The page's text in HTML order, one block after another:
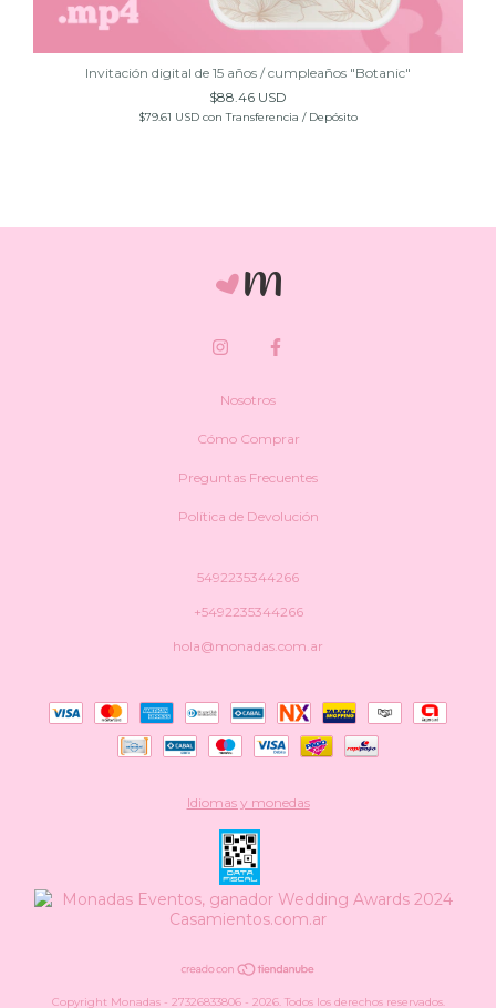
Invitación digital de 15 años / cumpleaños "Botanic"
$88.46 USD
$79.61 USD con Transferencia / Depósito
Nosotros
Cómo Comprar
Preguntas Frecuentes
Política de Devolución
5492235344266
+5492235344266
hola@monadas.com.ar
Idiomas y monedas
Copyright Monadas - 27326833806 - 2026. Todos los derechos reservados.